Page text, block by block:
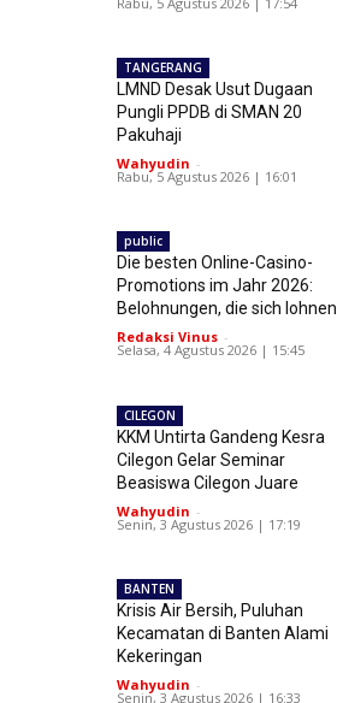
TANGERANG
LMND Desak Usut Dugaan
Pungli PPDB di SMAN 20
Pakuhaji
Wahyudin -
Rabu, 5 Agustus 2026 | 16:01
public
Die besten Online-Casino-
Promotions im Jahr 2026:
Belohnungen, die sich lohnen
Redaksi Vinus -
Selasa, 4 Agustus 2026 | 15:45
CILEGON
KKM Untirta Gandeng Kesra
Cilegon Gelar Seminar
Beasiswa Cilegon Juare
Wahyudin -
Senin, 3 Agustus 2026 | 17:19
BANTEN
Krisis Air Bersih, Puluhan
Kecamatan di Banten Alami
Kekeringan
Wahyudin -
Senin, 3 Agustus 2026 | 16:33